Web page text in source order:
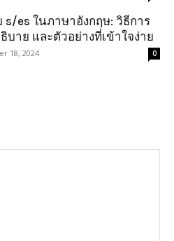
s/es ในภาษาอังกฤษ: วิธีการ
บาย และตัวอย่างที่เข้าใจง่าย
18, 2024 0